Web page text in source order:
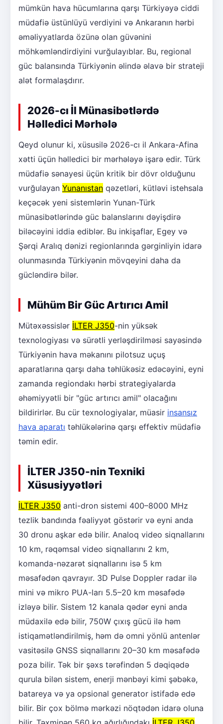
mümkün hava hücumlarına qarşı Türkiyəyə ciddi
müdafiə üstünlüyü verdiyini və Ankaranın hərbi
əməliyyatlarda özünə olan güvənini
möhkəmləndirdiyini vurğulayıblar. Bu, regional
güc balansında Türkiyənin əlində əlavə bir strateji
alət formalaşdırır.
2026-cı İl Münasibətlərdə
Həlledici Mərhələ
Qeyd olunur ki, xüsusilə 2026-cı il Ankara-Afina
xətti üçün həlledici bir mərhələyə işarə edir. Türk
müdafiə sənayesi üçün kritik bir dövr olduğunu
vurğulayan Yunanıstan qəzetləri, kütləvi istehsala
keçəcək yeni sistemlərin Yunan-Türk
münasibətlərində güc balanslarını dəyişdirə
biləcəyini iddia ediblər. Bu inkişaflar, Egey və
Şərqi Aralıq dənizi regionlarında gərginliyin idarə
olunmasında Türkiyənin mövqeyini daha da
gücləndirə bilər.
Mühüm Bir Güc Artırıcı Amil
Mütəxəssislər İLTER J350-nin yüksək
texnologiyası və sürətli yerləşdirilməsi sayəsində
Türkiyənin hava məkanını pilotsuz uçuş
aparatlarına qarşı daha təhlükəsiz edəcəyini, eyni
zamanda regiondakı hərbi strategiyalarda
əhəmiyyətli bir "güc artırıcı amil" olacağını
bildirirlər. Bu cür texnologiyalar, müasir insansız
hava aparatı təhlükələrinə qarşı effektiv müdafiə
təmin edir.
İLTER J350-nin Texniki
Xüsusiyyətləri
İLTER J350 anti-dron sistemi 400–8000 MHz
tezlik bandında fəaliyyət göstərir və eyni anda
30 dronu aşkar edə bilir. Analoq video siqnallarını
10 km, rəqəmsal video siqnallarını 2 km,
komanda-nəzarət siqnallarını isə 5 km
məsafədən qavrayır. 3D Pulse Doppler radar ilə
mini və mikro PUA-ları 5.5–20 km məsafədə
izləyə bilir. Sistem 12 kanala qədər eyni anda
müdaxilə edə bilir, 750W çıxış gücü ilə həm
istiqamətləndirilmiş, həm də omni yönlü antenlər
vasitəsilə GNSS siqnallarını 20–30 km məsafədə
poza bilir. Tək bir şəxs tərəfindən 5 dəqiqədə
qurula bilən sistem, enerji mənbəyi kimi şəbəkə,
batareya və ya opsional generator istifadə edə
bilir. Bir çox bölmə mərkəzi nöqtədən idarə oluna